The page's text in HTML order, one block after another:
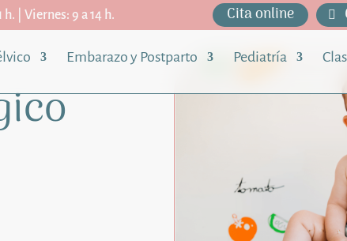
h. | Viernes: 9 a 14 h. Cita online
Embarazo y Postparto Pediatría